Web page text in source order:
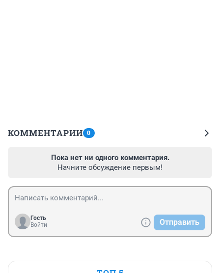
КОММЕНТАРИИ 0
Пока нет ни одного комментария.
Начните обсуждение первым!
Гость
Войти
Отправить